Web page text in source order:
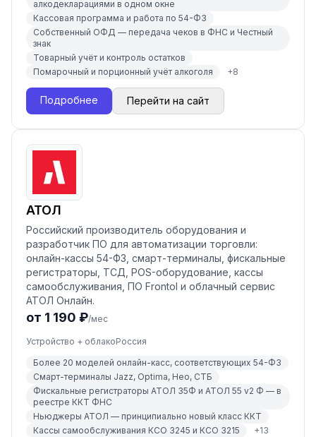
алкодекларациями в одном окне
Кассовая программа и работа по 54-ФЗ
Собственный ОФД — передача чеков в ФНС и Честный
знак
Товарный учёт и контроль остатков
Помарочный и порционный учёт алкоголя
+8
Подробнее Перейти на сайт
АТОЛ
Российский производитель оборудования и
разработчик ПО для автоматизации торговли:
онлайн-кассы 54-ФЗ, смарт-терминалы, фискальные
регистраторы, ТСД, POS-оборудование, кассы
самообслуживания, ПО Frontol и облачный сервис
АТОЛ Онлайн.
от 1 190 ₽/мес
Устройство + облакоРоссия
Более 20 моделей онлайн-касс, соответствующих 54-ФЗ
Смарт-терминалы Jazz, Optima, Нео, СТБ
Фискальные регистраторы АТОЛ 35Ф и АТОЛ 55 v2 Ф — в
реестре ККТ ФНС
Ньюджеры АТОЛ — принципиально новый класс ККТ
Кассы самообслуживания КСО 3245 и КСО 3215
+13